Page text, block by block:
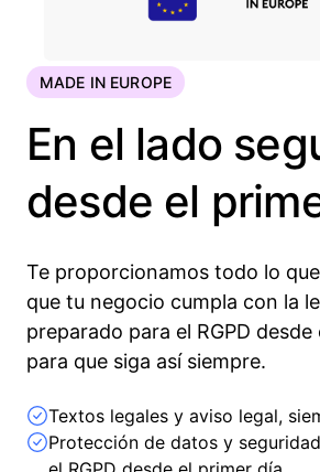
MADE IN EUROPE
En el lado
desde el
Te proporcionamos todo lo
que tu negocio cumpla con la
preparado para el RGPD
para que siga así siempre.
Textos legales y aviso legal,
Protección de datos y